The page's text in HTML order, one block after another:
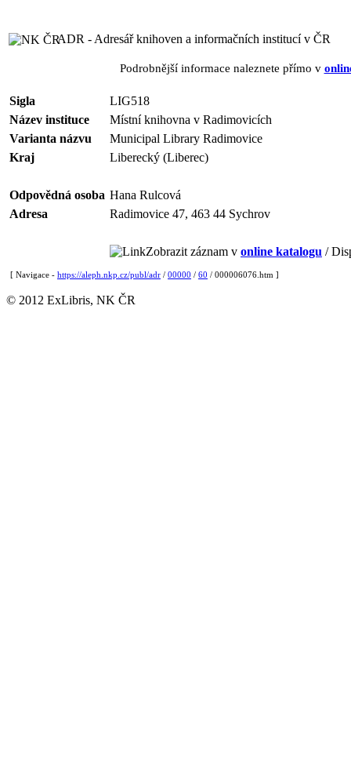
ADR - Adresář knihoven a informačních institucí v ČR
Podrobnější informace naleznete přímo v
Sigla
LIG518
Název instituce
Místní knihovna v Radimovicích
Varianta názvu
Municipal Library Radimovice
Kraj
Liberecký (Liberec)
Odpovědná osoba Hana Rulcová
Adresa
Radimovice 47, 463 44 Sychrov
Zobrazit záznam v online katalogu /
[ Navigace - https://aleph.nkp.cz/publ/adr / 00000 / 60 / 000006076.htm ]
© 2012 ExLibris, NK ČR